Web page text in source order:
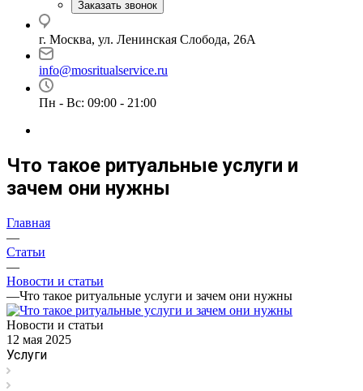
Заказать звонок
г. Москва, ул. Ленинская Слобода, 26А
info@mosritualservice.ru
Пн - Вс: 09:00 - 21:00
Что такое ритуальные услуги и
зачем они нужны
Главная
—
Статьи
—
Новости и статьи
—Что такое ритуальные услуги и зачем они нужны
Новости и статьи
12 мая 2025
Услуги